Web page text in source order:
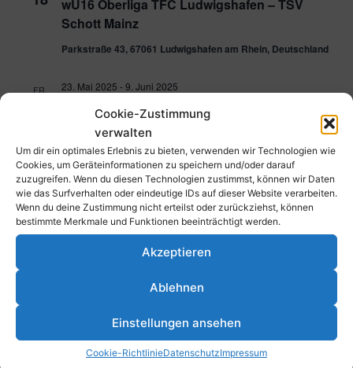
Cookie-Zustimmung
verwalten
Um dir ein optimales Erlebnis zu bieten, verwenden wir Technologien wie
Cookies, um Geräteinformationen zu speichern und/oder darauf
zuzugreifen. Wenn du diesen Technologien zustimmst, können wir Daten
wie das Surfverhalten oder eindeutige IDs auf dieser Website verarbeiten.
Wenn du deine Zustimmung nicht erteilst oder zurückziehst, können
bestimmte Merkmale und Funktionen beeinträchtigt werden.
Akzeptieren
Ablehnen
Einstellungen ansehen
Cookie-RichtlinieDatenschutzImpressum
wU16 Oberliga TFC Ludwigshafen – TSV
Schott Mainz
Parkstraße 43, 67061 Ludwigshafen am Rhein, Deutschland
FR.
Inselsommer
23. Mai 2025 -9. Juni 2025
SO.
25
wU16 Oberliga TFC Ludwigshafen – TG
Worms
25. Mai 2025 @ 11:00 -13:00
Parkstraße 43, 67061 Ludwigshafen am Rhein, Deutschland
14. Juni 2025 @ 17:30-19:30
Parkstraße 43, 67061 Ludwigshafen am Rhein, Deutschland